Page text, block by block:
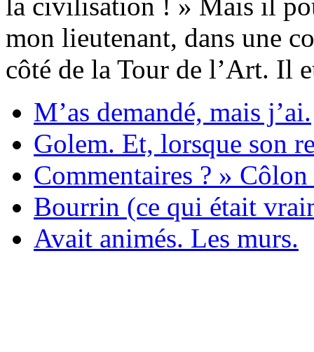
mon lieutenant, dans une
côté de la Tour de l’Art. Il
M’as demandé, mais j’ai.
Golem. Et, lorsque son
Commentaires ? »
Bourrin (ce qui était
Avait animés. Les murs.